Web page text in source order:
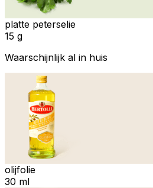
platte peterselie
15 g
Waarschijnlijk al in huis
olijfolie
30 ml